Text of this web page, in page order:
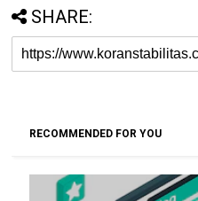
SHARE:
RECOMMENDED FOR YOU